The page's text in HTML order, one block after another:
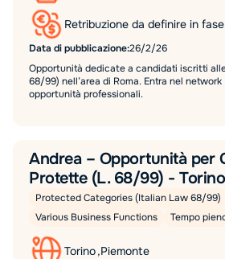
Retribuzione da definire in
Data di pubblicazione:26/2/26
Opportunità dedicate a candidati iscritti
68/99) nell’area di Roma. Entra nel
opportunità professionali.
Andrea – Opportunità per
Protette (L. 68/99) - Torino
Protected Categories (Italian Law 68/99)
Various Business Functions
Tempo
Torino,Piemonte